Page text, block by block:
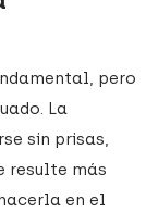
pero
La
sin prisas,
resulte más
en el